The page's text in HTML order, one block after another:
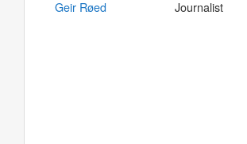
Geir Røed Journalist